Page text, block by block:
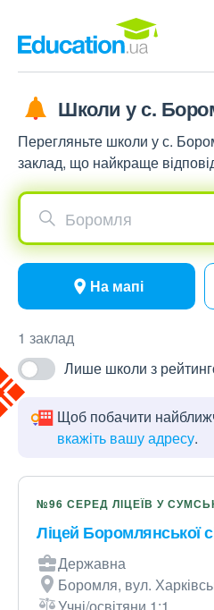
Школи у с.
Перегляньте школи у с.
заклад, що найкраще
Боромля
На мапі
1 заклад
Лише школи з
Щоб побачити
вкажіть вашу адресу.
№96 СЕРЕД ЛІЦЕЇВ У
Ліцей Боромлянської
Державна
Боромля, вул.